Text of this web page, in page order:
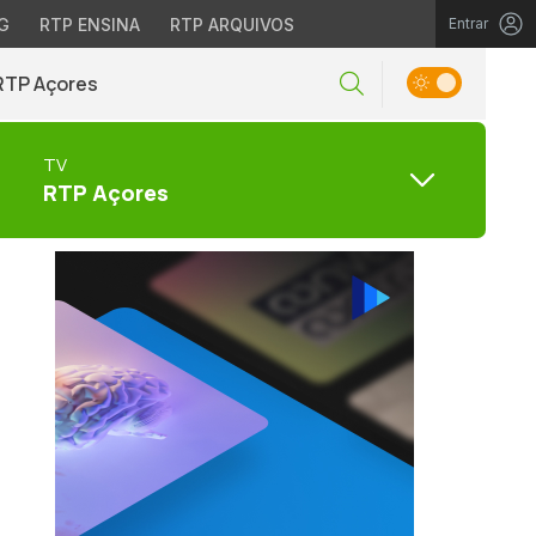
RTP ENSINA RTP ARQUIVOS Entrar
Açores
TV
RTP Açores